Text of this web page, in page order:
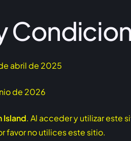
abril de 2025
de 2026
Island. Al acceder y utilizar este
favor no utilices este sitio.